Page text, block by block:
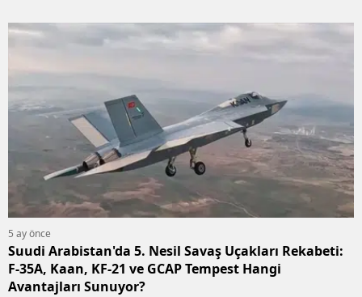
5 ay önce
Suudi Arabistan'da 5. Nesil Savaş Uçakları Rekabeti:
F-35A, Kaan, KF-21 ve GCAP Tempest Hangi
Avantajları Sunuyor?